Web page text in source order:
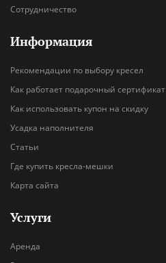
Сотрудничество
Информация
Рекомендации по выбору кресел
Как работает подарочный сертификат
Как использовать купон на скидку
Усадка наполнителя
Статьи
Где купить кресла-мешки
Карта сайта
Услуги
Аренда